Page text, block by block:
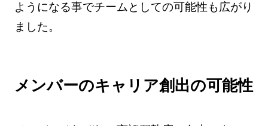
ようになる事でチームとしての可能性も広がり
ました。
メンバーのキャリア創出の可能性